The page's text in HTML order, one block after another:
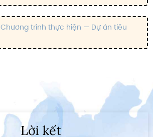
Chương trình thực hiện — Dự án tiêu
Lời kết